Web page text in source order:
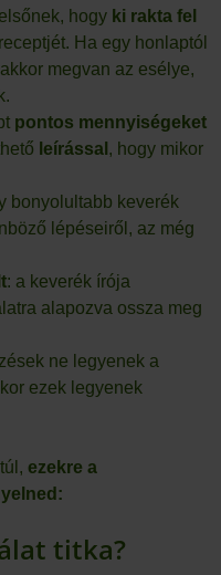
hogy ki rakta fel
Ha egy honlaptól
megvan az esélye,
pontos mennyiségeket
leírással , hogy mikor
bonyolultabb keverék
lépéseiről, az még
: a keverék írója
alapozva ossza meg
ne legyenek a
ezek legyenek
ezekre a
titka?